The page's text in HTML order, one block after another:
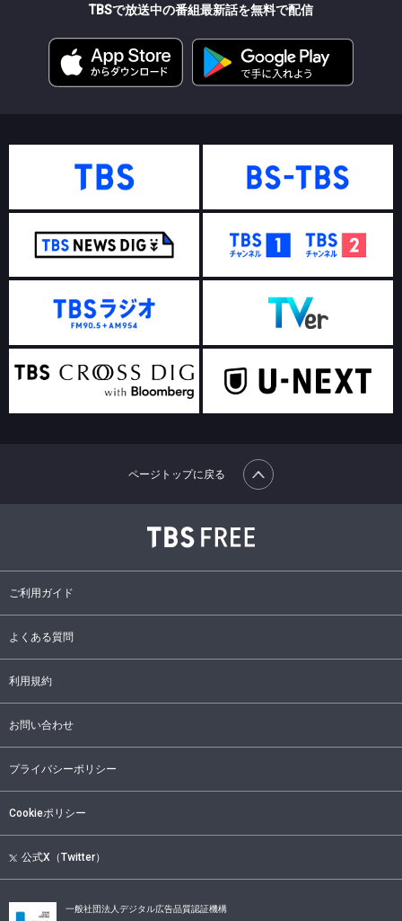
TBSで放送中の番組最新話を無料で配信
ご利用ガイド
よくある質問
利用規約
お問い合わせ
プライバシーポリシー
Cookieポリシー
公式X（Twitter）
ページトップに戻る
一般社団法人デジタル広告品質認証機構